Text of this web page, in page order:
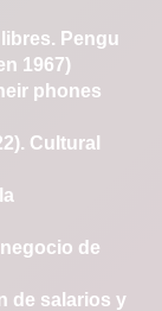
Pengu
1967)
phones
Cultural
de
de salarios y